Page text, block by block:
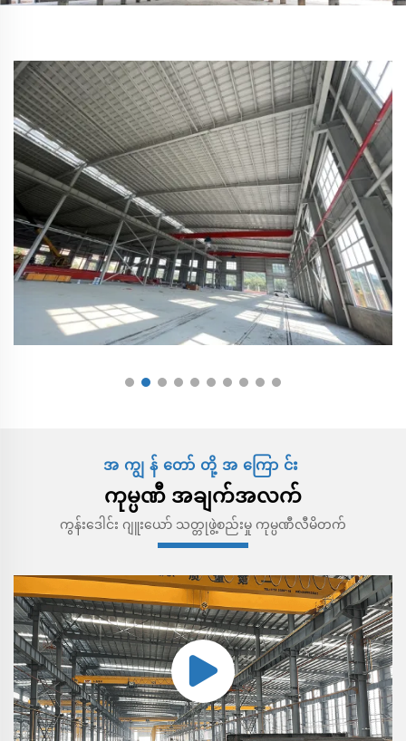
အကျွန်တော်တို့အကြောင်း
ကုမ္ပဏီ အချက်အလက်
ကွန်းဒေါင်း ဂျူးယော် သတ္တုဖွဲ့စည်းမှု ကုမ္ပဏီလီမိတက်